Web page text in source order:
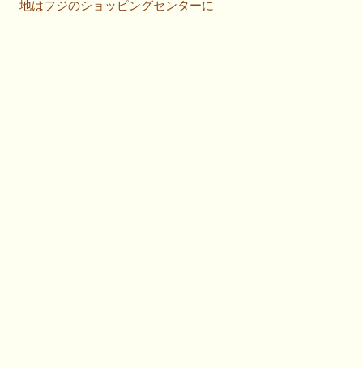
地はフジのショッピングセンターに